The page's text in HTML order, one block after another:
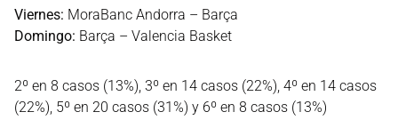
Viernes: MoraBanc Andorra – Barça
Domingo: Barça – Valencia Basket
2º en 8 casos (13%), 3º en 14 casos (22%), 4º en 14 casos
(22%), 5º en 20 casos (31%) y 6º en 8 casos (13%)